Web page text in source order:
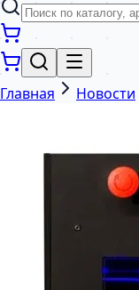
Главная Новости